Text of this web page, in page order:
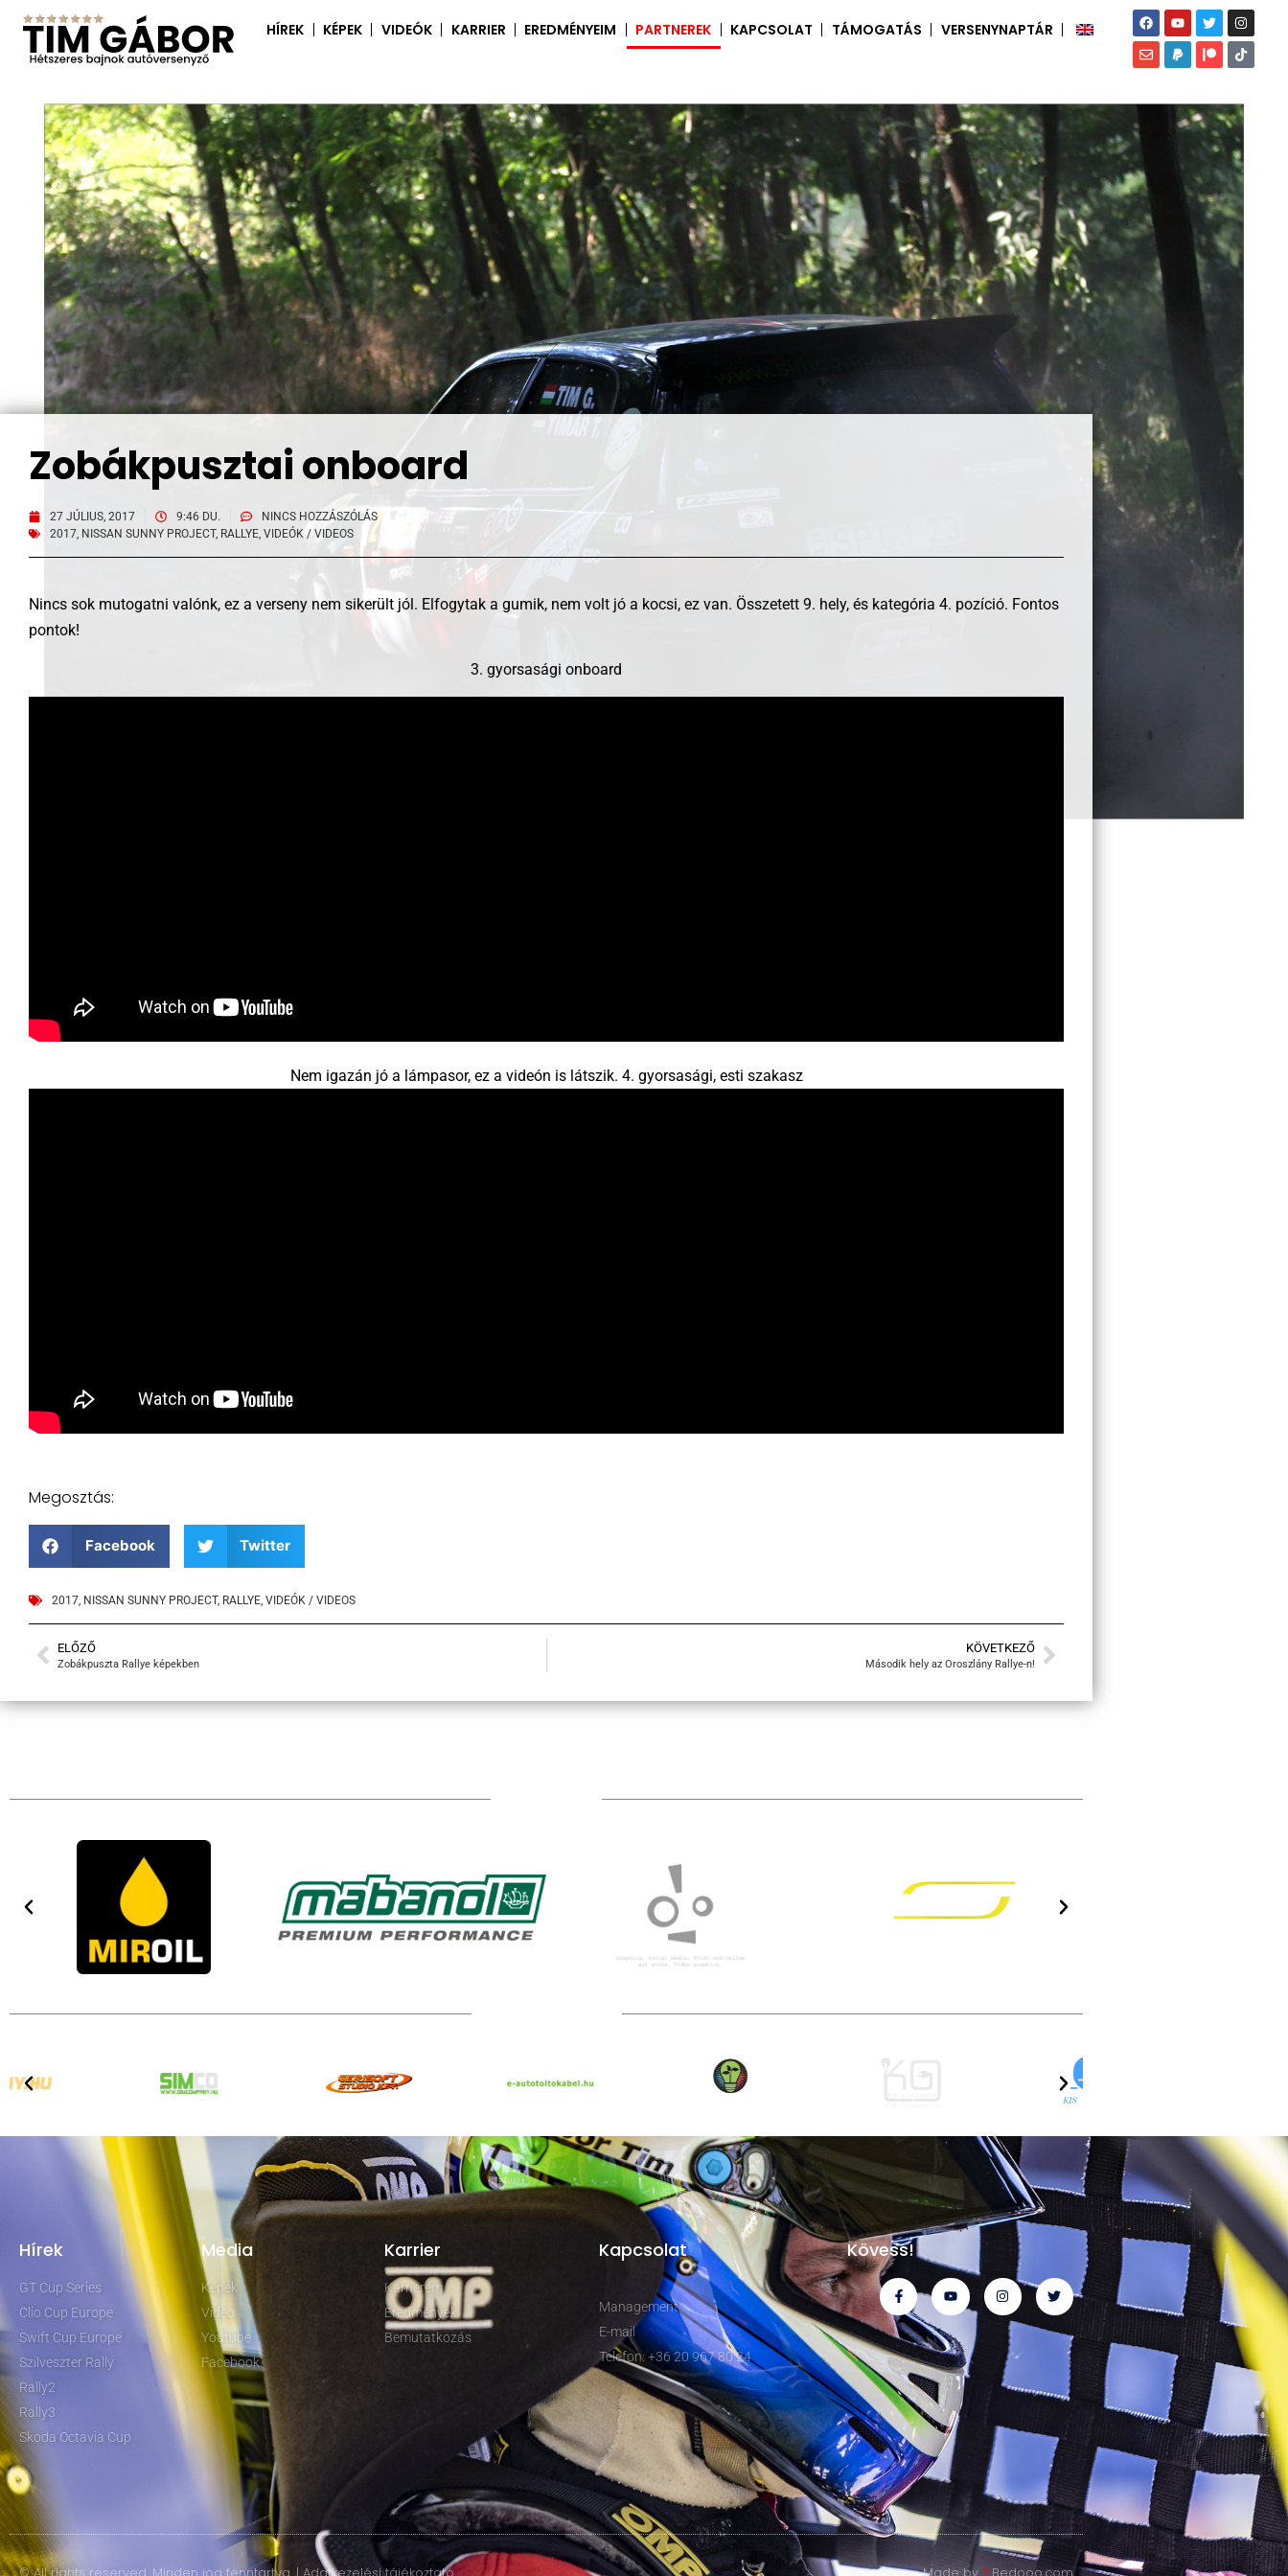
HÍREK KÉPEK VIDEÓK KARRIER EREDMÉNYEIM PARTNEREK KAPCSOLAT TÁMOGATÁS VERSENYNAPTÁR
Zobákpusztai onboard
27 JÚLIUS, 2017 9:46 DU.
NINCS HOZZÁSZÓLÁS
2017, NISSAN SUNNY PROJECT, RALLYE, VIDEÓK / VIDEOS
Nincs sok mutogatni valónk, ez a verseny nem sikerült jól. Elfogytak a gumik, nem volt jó a kocsi, ez van. Összetett 9. hely, és kategória 4. pozíció. Fontos
pontok!
3. gyorsasági onboard
Nem igazán jó a lámpasor, ez a videón is látszik. 4. gyorsasági, esti szakasz
Megosztás:
Facebook Twitter
2017 NISSAN SUNNY PROJECT, RALLYE VIDEÓK / VIDEOS
ELŐZŐ
Zobákpuszta Rallye képekben
KÖVETKEZŐ
Második hely az Oroszlány Rallye-n!
Hírek
GT Cup Series
Clio Cup Europe
Swift Cup Europe
Szilveszter Rally
Rally2
Rally3
Skoda Octavia Cup
Media
Képek
Video
Youtube
Facebook
Karrier
Karrierem
Eredmények
Bemutatkozás
Kapcsolat
Management
E-mail
Telefon: +36 20 967 80 24
Kövess!
© All rights reserved. Minden jog fenntartva. | Adatkezelési tájékoztató Made by * Bedooo.com